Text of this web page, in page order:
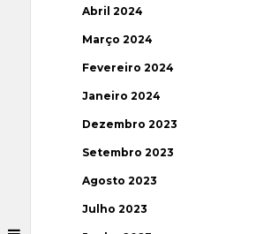
Abril 2024
Março 2024
Fevereiro 2024
Janeiro 2024
Dezembro 2023
Setembro 2023
Agosto 2023
Julho 2023